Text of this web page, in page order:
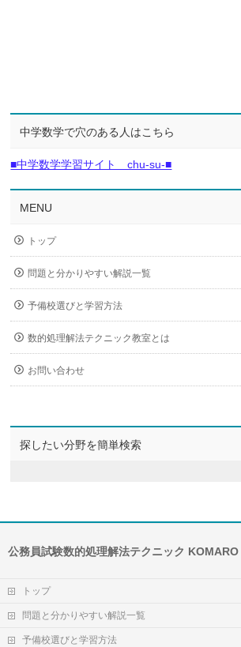
中学数学で穴のある人はこちら
■中学数学学習サイト chu-su-■
MENU
トップ
問題と分かりやすい解説一覧
予備校選びと学習方法
数的処理解法テクニック教室とは
お問い合わせ
探したい分野を簡単検索
公務員試験数的処理解法テクニック KOMARO
トップ
問題と分かりやすい解説一覧
予備校選びと学習方法